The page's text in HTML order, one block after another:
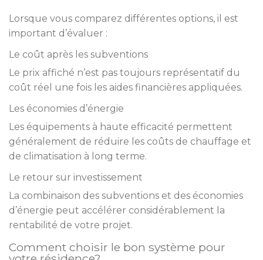
Lorsque vous comparez différentes options, il est
important d’évaluer :
Le coût après les subventions
Le prix affiché n’est pas toujours représentatif du
coût réel une fois les aides financières appliquées.
Les économies d’énergie
Les équipements à haute efficacité permettent
généralement de réduire les coûts de chauffage et
de climatisation à long terme.
Le retour sur investissement
La combinaison des subventions et des économies
d’énergie peut accélérer considérablement la
rentabilité de votre projet.
Comment choisir le bon système pour